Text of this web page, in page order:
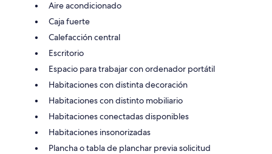
Aire acondicionado
Caja fuerte
Calefacción central
Escritorio
Espacio para trabajar con ordenador portátil
Habitaciones con distinta decoración
Habitaciones con distinto mobiliario
Habitaciones conectadas disponibles
Habitaciones insonorizadas
Plancha o tabla de planchar previa solicitud